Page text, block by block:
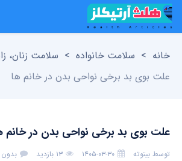
خانه > سلامت خانواده > سلامت زنان،
علت بوی بد برخی نواحی بدن در خانم ها
علت بوی بد برخی نواحی بدن در خانم
توسط بیتوته ۱۴۰۵-۰۳-۳۰ ۱۳ بازدید بدون